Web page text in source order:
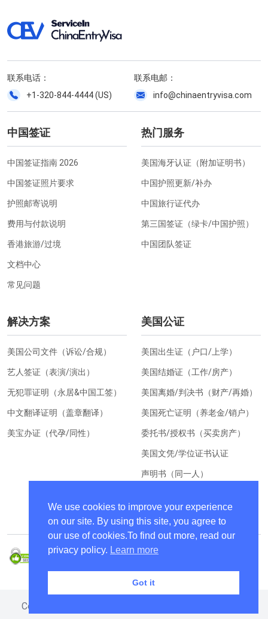
联系电话：
+1-320-844-4444 (US)
联系电邮：
info@chinaentryvisa.com
中国签证
中国签证指南 2026
中国签证照片要求
护照邮寄说明
费用与付款说明
香港旅游/过境
文档中心
常见问题
热门服务
美国海牙认证（附加证明书）
中国护照更新/补办
中国旅行证代办
第三国签证（绿卡/中国护照）
中国团队签证
解决方案
美国公司文件（诉讼/合规）
艺人签证（表演/演出）
无犯罪证明（永居&中国工签）
中文翻译证明（盖章翻译）
美宝办证（代孕/同性）
美国公证
美国出生证（户口/上学）
美国结婚证（工作/房产）
美国离婚/判决书（财产/再婚）
美国死亡证明（养老金/销户）
委托书/授权书（买卖房产）
美国文凭/学位证书认证
声明书（同一人）
Copyright © 2024 ChinaEntryVisa All Rights Reserved.
We use cookies to improve your experience
on our site. By using this site, you agree to
our use of cookies.To find out more, read our
privacy policy. Learn more
Got it